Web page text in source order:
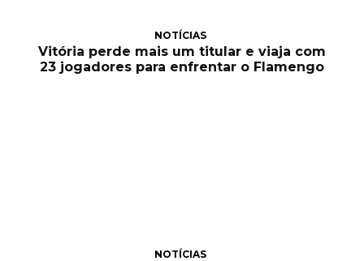
NOTÍCIAS
Vitória perde mais um titular e viaja com
23 jogadores para enfrentar o Flamengo
NOTÍCIAS